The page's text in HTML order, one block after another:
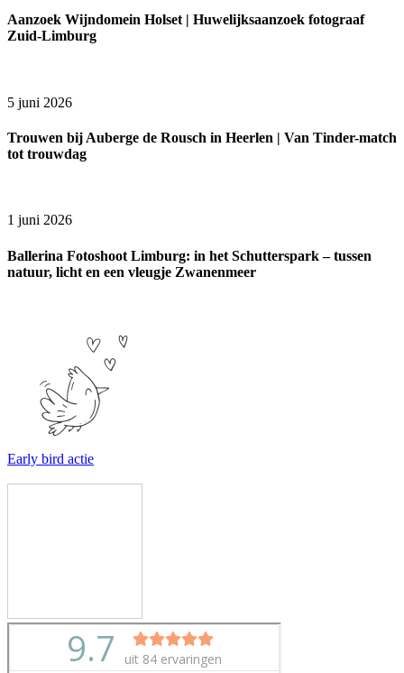
Aanzoek Wijndomein Holset | Huwelijksaanzoek fotograaf
Zuid-Limburg
5 juni 2026
Trouwen bij Auberge de Rousch in Heerlen | Van Tinder-match
tot trouwdag
1 juni 2026
Ballerina Fotoshoot Limburg: in het Schutterspark – tussen
natuur, licht en een vleugje Zwanenmeer
Early bird actie